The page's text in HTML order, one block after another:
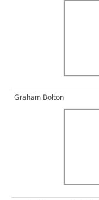
Graham Bolton